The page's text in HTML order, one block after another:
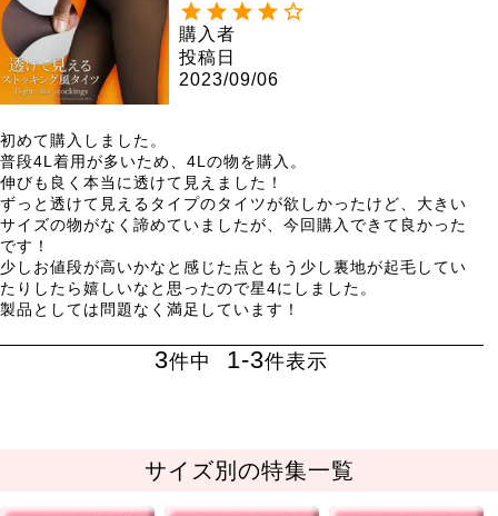
購入者
投稿日
2023/09/06
初めて購入しました。
普段4L着用が多いため、4Lの物を購入。
伸びも良く本当に透けて見えました！
ずっと透けて見えるタイプのタイツが欲しかったけど、大きい
サイズの物がなく諦めていましたが、今回購入できて良かった
です！
少しお値段が高いかなと感じた点ともう少し裏地が起毛してい
たりしたら嬉しいなと思ったので星4にしました。
製品としては問題なく満足しています！
3件中 1-3件表示
サイズ別の特集一覧